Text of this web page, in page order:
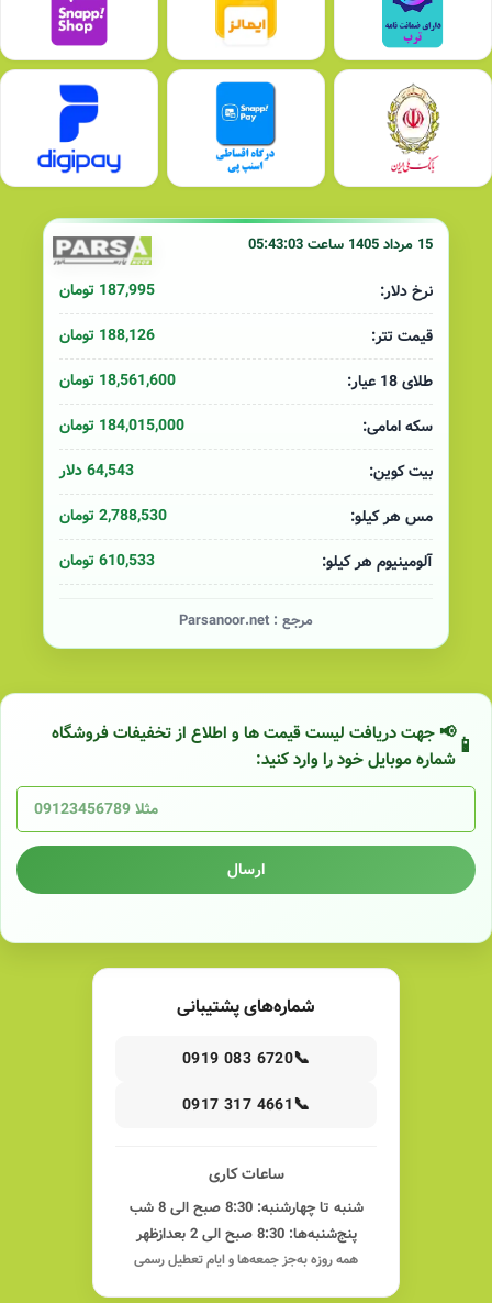
15 مرداد 1405 ساعت 05:43:03
نرخ دلار:
187,995 تومان
قیمت تتر:
188,126 تومان
طلای 18 عیار:
18,561,600 تومان
سکه امامی:
184,015,000 تومان
بیت کوین:
64,543 دلار
مس هر کیلو:
2,788,530 تومان
آلومینیوم هر کیلو:
610,533 تومان
مرجع : Parsanoor.net
📢 جهت دریافت لیست قیمت ها و اطلاع از تخفیفات فروشگاه
شماره موبایل خود را وارد کنید:
ارسال
شماره‌های پشتیبانی
📞
0919 083 6720
📞
0917 317 4661
ساعات کاری
شنبه تا چهارشنبه: 8:30 صبح الی 8 شب
پنج‌شنبه‌ها: 8:30 صبح الی 2 بعدازظهر
همه روزه به‌جز جمعه‌ها و ایام تعطیل رسمی